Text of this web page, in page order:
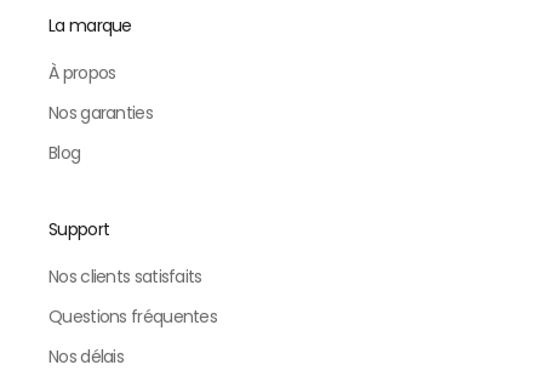
La marque
À propos
Nos garanties
Blog
Support
Nos clients satisfaits
Questions fréquentes
Nos délais